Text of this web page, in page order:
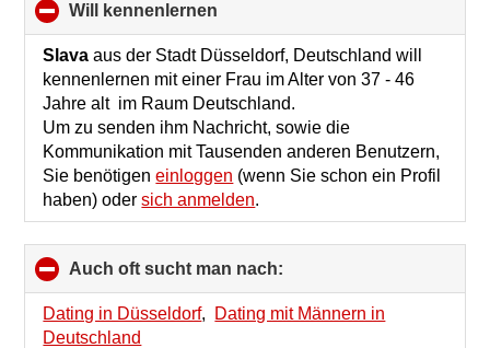
will kennenlernen
to
collapse
contents
Slava aus der Stadt Düsseldorf, Deutschland will
kennenlernen mit einer Frau im Alter von 37 - 46
Jahre alt im Raum Deutschland.
Um zu senden ihm Nachricht, sowie die
Kommunikation mit Tausenden anderen Benutzern,
Sie benötigeneinloggen (wenn Sie schon ein Profil
haben) odersich anmelden.
Auch oft sucht man nach:
to
collapse
Dating in Düsseldorf, Dating mit Männern in
Deutschland